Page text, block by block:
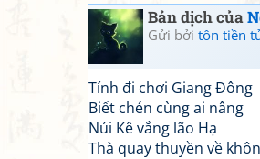
Bản dịch của
Gửi bởi tôn tiền
Tính đi chơi Giang Đông
Biết chén cùng ai nâng
Núi Kê vắng lão Hạ
Thà quay thuyền về